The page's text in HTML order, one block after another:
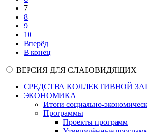
7
8
9
10
Вперёд
В конец
ВЕРСИЯ ДЛЯ СЛАБОВИДЯЩИХ
СРЕДСТВА КОЛЛЕКТИВНОЙ
ЭКОНОМИКА
Итоги социально-
Программы
Проекты программ